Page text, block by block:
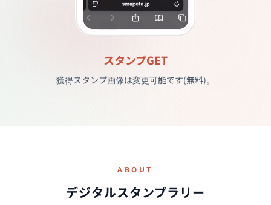
スポット一覧画面
距離が近い順に並び替えすることも可能です。
ABOUT
デジタルスタンプラリー